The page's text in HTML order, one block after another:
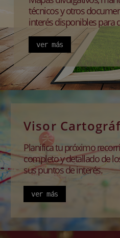
técnicos y otros
interés disponibles para
ver más
Visor
Planifica tu próximo
completo y detallado de
sus puntos de interés.
ver más